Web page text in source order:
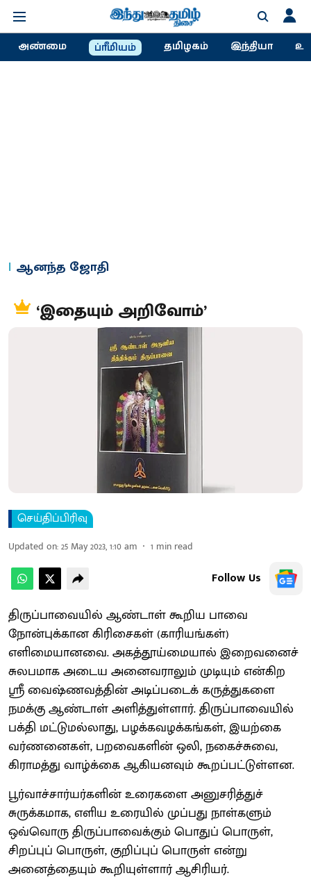
அண்மை ப்ரீமியம் தமிழகம் இந்தியா
ஆனந்த ஜோதி
‘இதையும் அறிவோம்’
செய்திப்பிரிவு
Updated on:25 May 2023, 1:10 am 1 min read
Follow Us
திருப்பாவையில் ஆண்டாள் கூறிய பாவை
நோன்புக்கான கிரிசைகள் (காரியங்கள்)
எளிமையானவை. அகத்தூய்மையால் இறைவனைச்
சுலபமாக அடைய அனைவராலும் முடியும் என்கிற
ஸ்ரீ வைஷ்ணவத்தின் அடிப்படைக் கருத்துகளை
நமக்கு ஆண்டாள் அளித்துள்ளார். திருப்பாவையில்
பக்தி மட்டுமல்லாது, பழக்கவழக்கங்கள், இயற்கை
வர்ணனைகள், பறவைகளின் ஒலி, நகைச்சுவை,
கிராமத்து வாழ்க்கை ஆகியனவும் கூறப்பட்டுள்ளன.
பூர்வாச்சார்யர்களின் உரைகளை அனுசரித்துச்
சுருக்கமாக, எளிய உரையில் முப்பது நாள்களும்
ஒவ்வொரு திருப்பாவைக்கும் பொதுப் பொருள்,
சிறப்புப் பொருள், குறிப்புப் பொருள் என்று
அனைத்தையும் கூறியுள்ளார் ஆசிரியர்.